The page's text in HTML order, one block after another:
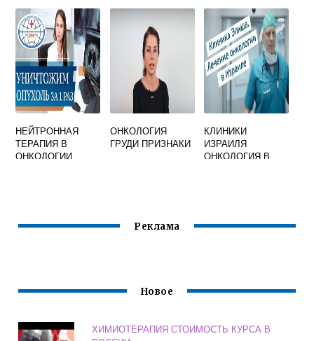
ТЕЛЕФОН
НЕЙТРОННАЯ
ТЕРАПИЯ В
ОНКОЛОГИИ
ОНКОЛОГИЯ
ГРУДИ ПРИЗНАКИ
КЛИНИКИ
ИЗРАИЛЯ
ОНКОЛОГИЯ В
Реклама
Новое
ХИМИОТЕРАПИЯ СТОИМОСТЬ КУРСА В